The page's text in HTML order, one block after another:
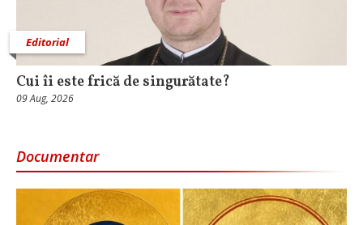
Editorial
Cui îi este frică de singurătate?
09 Aug, 2026
Documentar